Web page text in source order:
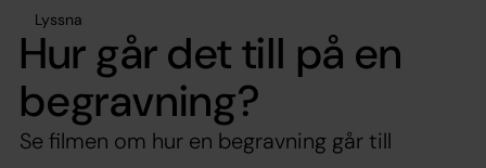
Lyssna
Hur går det till på en
begravning?
Se filmen om hur en begravning går till